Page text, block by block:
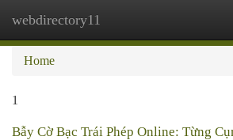
webdirectory11
Home
1
Bẫy Cờ Bạc Trái Phép Online: Từng